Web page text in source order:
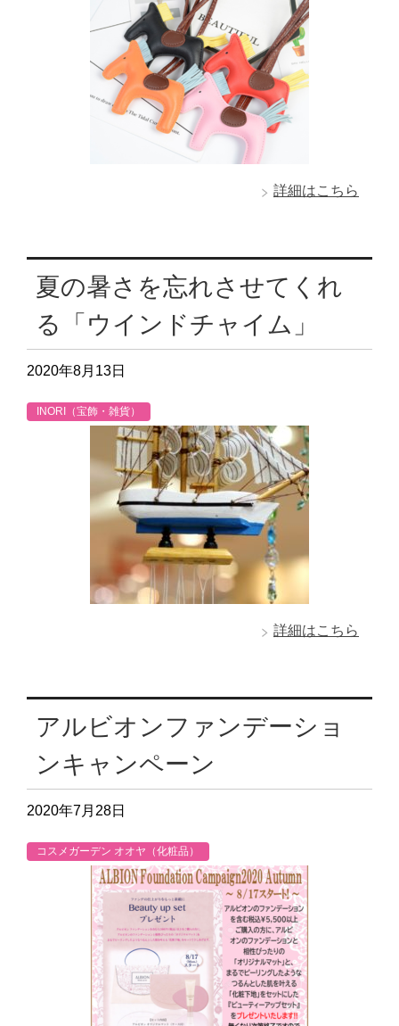
詳細はこちら
夏の暑さを忘れさせてくれ
る「ウインドチャイム」
2020年8月13日
INORI（宝飾・雑貨）
詳細はこちら
アルビオンファンデーショ
ンキャンペーン
2020年7月28日
コスメガーデン オオヤ（化粧品）